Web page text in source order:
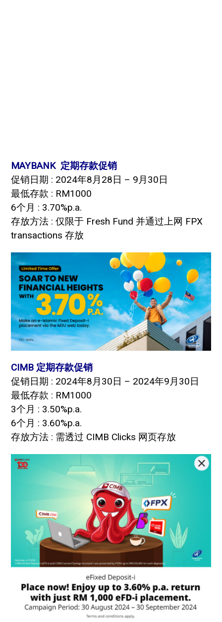
MAYBANK 定期存款促销
促销日期 : 2024年8月28日 – 9月30日
最低存款 : RM1000
6个月 : 3.70%p.a.
存放方法 : 仅限于 Fresh Fund 并通过上网 FPX
transactions 存放
CIMB 定期存款促销
促销日期 : 2024年8月30日 – 2024年9月30日
最低存款 : RM1000
3个月 : 3.50%p.a.
6个月 : 3.60%p.a.
存放方法 : 需透过 CIMB Clicks 网页存放